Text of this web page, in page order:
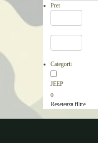
Pret
Categorii
JEEP
0
Reseteaza filtre